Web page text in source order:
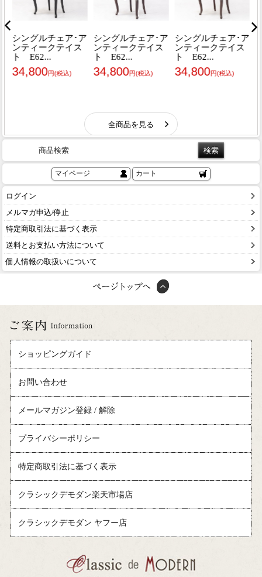
商品検索
マイページ カート
ログイン
メルマガ申込/停止
特定商取引法に基づく表示
送料とお支払い方法について
個人情報の取扱いについて
ショッピングガイド
お問い合わせ
メールマガジン登録 / 解除
プライバシーポリシー
特定商取引法に基づく表示
クラシックデモダン楽天市場店
クラシックデモダン ヤフー店